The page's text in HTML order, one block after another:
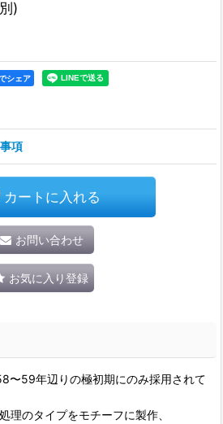
)
シェア
項
カートに入れる
お問い合わせ
お気に入り登録
〜59年辺りの極初期にのみ採用されて
理のタイプをモチーフに製作、